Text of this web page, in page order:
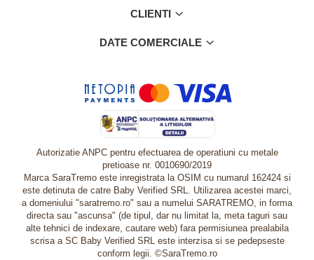
CLIENTI
DATE COMERCIALE
Autorizatie ANPC pentru efectuarea de operatiuni cu metale
pretioase nr. 0010690/2019
Marca SaraTremo este inregistrata la OSIM cu numarul 162424 si
este detinuta de catre Baby Verified SRL. Utilizarea acestei marci,
a domeniului "saratremo.ro" sau a numelui SARATREMO, in forma
directa sau "ascunsa" (de tipul, dar nu limitat la, meta taguri sau
alte tehnici de indexare, cautare web) fara permisiunea prealabila
scrisa a SC Baby Verified SRL este interzisa si se pedepseste
conform legii. ©SaraTremo.ro